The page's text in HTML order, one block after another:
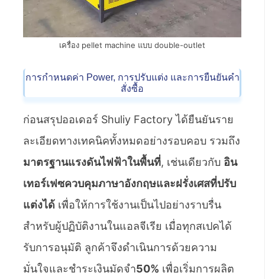
เครื่อง pellet machine แบบ double-outlet
การกำหนดค่า Power, การปรับแต่ง และการยืนยันคำ
สั่งซื้อ
ก่อนสรุปออเดอร์ Shuliy Factory ได้ยืนยันราย
ละเอียดทางเทคนิคทั้งหมดอย่างรอบคอบ รวมถึง
มาตรฐานแรงดันไฟฟ้าในพื้นที่, เช่นเดียวกับ อิน
เทอร์เฟซควบคุมภาษาอังกฤษและฝรั่งเศสที่ปรับ
แต่งได้ เพื่อให้การใช้งานเป็นไปอย่างราบรื่น
สำหรับผู้ปฏิบัติงานในแอลจีเรีย เมื่อทุกสเปคได้
รับการอนุมัติ ลูกค้าจึงดำเนินการด้วยความ
มั่นใจและชำระเงินมัดจำ50% เพื่อเริ่มการผลิต